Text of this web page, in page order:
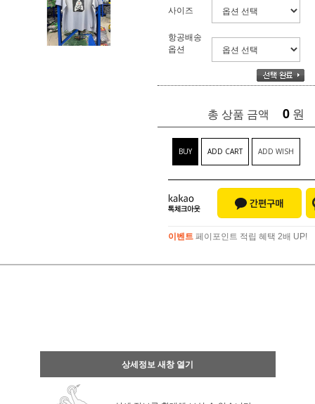
사이즈
항공배송
옵션
총 상품 금액 0 원
BUY ADD CART ADD WISH
이벤트 페이포인트 적립 혜택 2배 UP!
상세정보 새창 열기